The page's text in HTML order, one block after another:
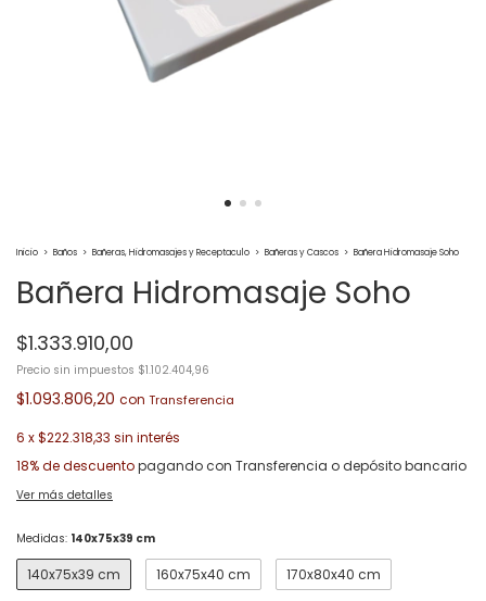
Inicio > Baños > Bañeras, Hidromasajes y Receptaculo > Bañeras y Cascos > Bañera Hidromasaje Soho
Bañera Hidromasaje Soho
$1.333.910,00
Precio sin impuestos $1.102.404,96
$1.093.806,20 con
6 x$222.318,33 sin interés
18% de descuentopagando con Transferencia o depósito bancario
Ver más detalles
Medidas: 140x75x39 cm
140x75x39 cm 160x75x40 cm 170x80x40 cm